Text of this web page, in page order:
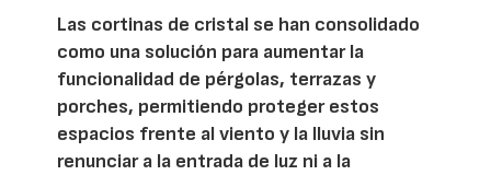
Las cortinas de cristal se han consolidado
como una solución para aumentar la
funcionalidad de pérgolas, terrazas y
porches, permitiendo proteger estos
espacios frente al viento y la lluvia sin
renunciar a la entrada de luz ni a la